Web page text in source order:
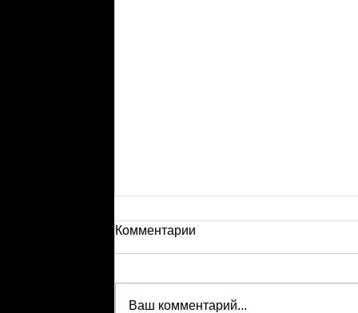
Комментарии
Ваш комментарий...